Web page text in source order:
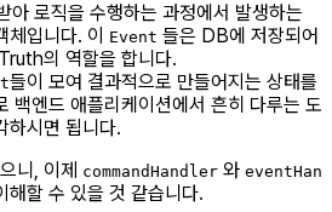
아 로직을 수행하는 과정에서 발생하는
입니다. 이
Event 들은 DB에 저장되어
의 역할을 합니다.
들이 모여 결과적으로 만들어지는 상태를
백엔드 애플리케이션에서 흔히 다루는 도
하시면 됩니다.
니, 이제 commandHandler 와 eventHan
해할 수 있을 것 같습니다.